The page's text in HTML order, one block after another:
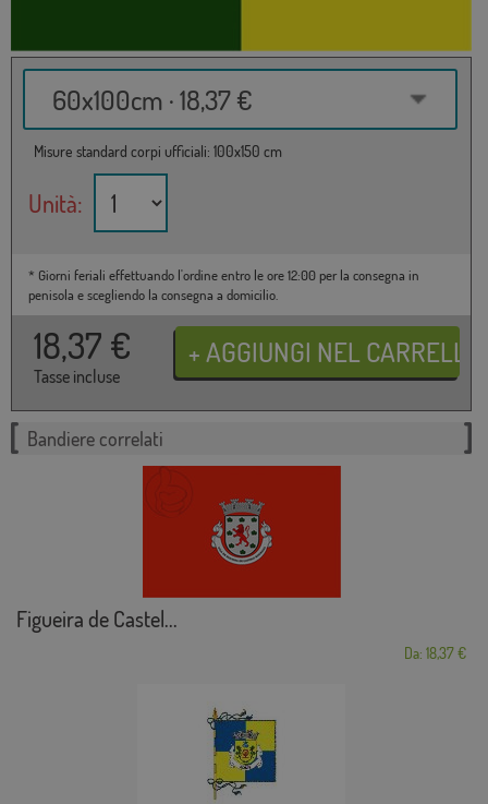
60x100cm · 18,37 €
Misure standard corpi ufficiali: 100x150 cm
Unità:
* Giorni feriali effettuando l'ordine entro le ore 12:00 per la consegna in
penisola e scegliendo la consegna a domicilio.
18,37 €
Tasse incluse
Bandiere correlati
Figueira de Castel...
Da: 18,37 €